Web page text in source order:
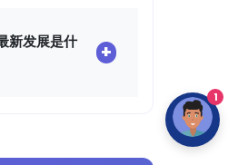
工具可以通过提供
认知活动和客观的
新发展是什
+
决定，优先考虑自
1